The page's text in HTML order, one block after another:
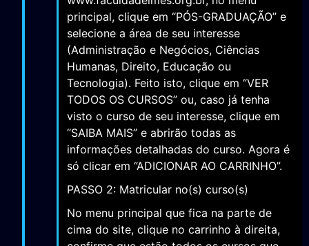
principal, clique em “PÓS-GRADUAÇÃO” e
selecione a área de seu interesse
(Administração e Negócios, Ciências
Humanas, Direito, Educação ou
Tecnologia). Feito isto, clique em “VER
TODOS OS CURSOS” ou, caso já tenha
visto o curso de seu interesse, clique em
“SAIBA MAIS” e abrirão todas as
informações detalhadas do curso. Agora é
só clicar em “ADICIONAR AO CARRINHO”.
cima do site, clique no carrinho à direita,
confirme que estão todos os cursos que